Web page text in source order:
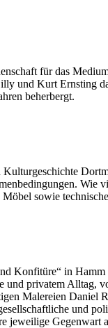
für das
und Kurt Ernsting
beherbergt.
Wie
sowie
Konfitüre“ in
und privatem Alltag,
Malereien Daniel
und
jeweilige Gegenwart